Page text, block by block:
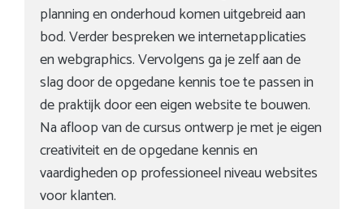
planning en onderhoud komen uitgebreid aan
bod. Verder bespreken we internetapplicaties
en webgraphics. Vervolgens ga je zelf aan de
slag door de opgedane kennis toe te passen in
de praktijk door een eigen website te bouwen.
Na afloop van de cursus ontwerp je met je eigen
creativiteit en de opgedane kennis en
vaardigheden op professioneel niveau websites
voor klanten.